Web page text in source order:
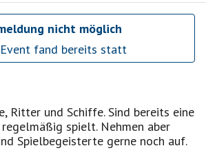
nicht möglich
fand bereits statt
Ritter und Schiffe. Sind bereits eine
spielt. Nehmen aber
Spielbegeisterte gerne noch auf.